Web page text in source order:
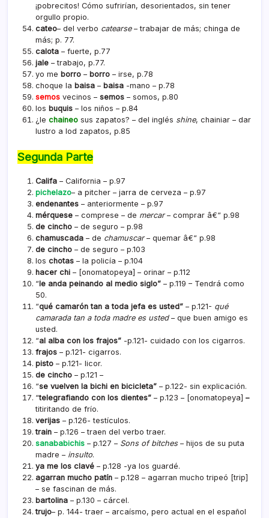
¡pobrecitos! Cómo sufrirían, desorientados, sin tener
orgullo propio.
cateo– del verbo catearse– trabajar de más; chinga de
más; p. 77.
calota – fuerte, p.77
jale – trabajo, p.77.
yo me borro – borro – irse, p.78
choque la baisa – baisa -mano – p.78
semos vecinos – semos – somos, p.80
los buquis – los niños – p.84
¿le chaineo sus zapatos? – del inglés shine, chainiar – dar
lustro a lod zapatos, p.85
Segunda Parte
Califa – California – p.97
pichelazo– a pitcher – jarra de cerveza – p.97
endenantes – anteriormente – p.97
mérquese – comprese – de mercar– comprar â€“ p.98
de cincho – de seguro – p.98
chamuscada – de chamuscar– quemar â€“ p.98
de cincho – de seguro – p.103
los chotas – la policí­a – p.104
hacer chi – [onomatopeya] – orinar – p.112
“le anda peinando al medio siglo”  – p.119 – Tendrá como
50.
“qué camarón tan a toda jefa es usted”  – p.121- qué
camarada tan a toda madre es usted– que buen amigo es
usted.
“al alba con los frajos” -p.121- cuidado con los cigarros.
frajos – p.121- cigarros.
pisto – p.121- licor.
de cincho – p.121 –
“se vuelven la bichi en bicicleta”  – p.122- sin explicación.
“telegrafiando con los dientes”  – p.123 – [onomatopeya] –
titiritando de frí­o.
verijas – p.126- testí­culos.
train – p.126 – traen del verbo traer.
sanababichis – p.127 – Sons of bitches– hijos de su puta
madre – insulto.
ya me los clavé – p.128 -ya los guardé.
agarran mucho patí­n – p.128 – agarran mucho tripeó [trip]
– se fascinan de más.
bartolina – p.130 – cárcel.
trujo– p. 144- traer – arcaísmo, pero actual en el español